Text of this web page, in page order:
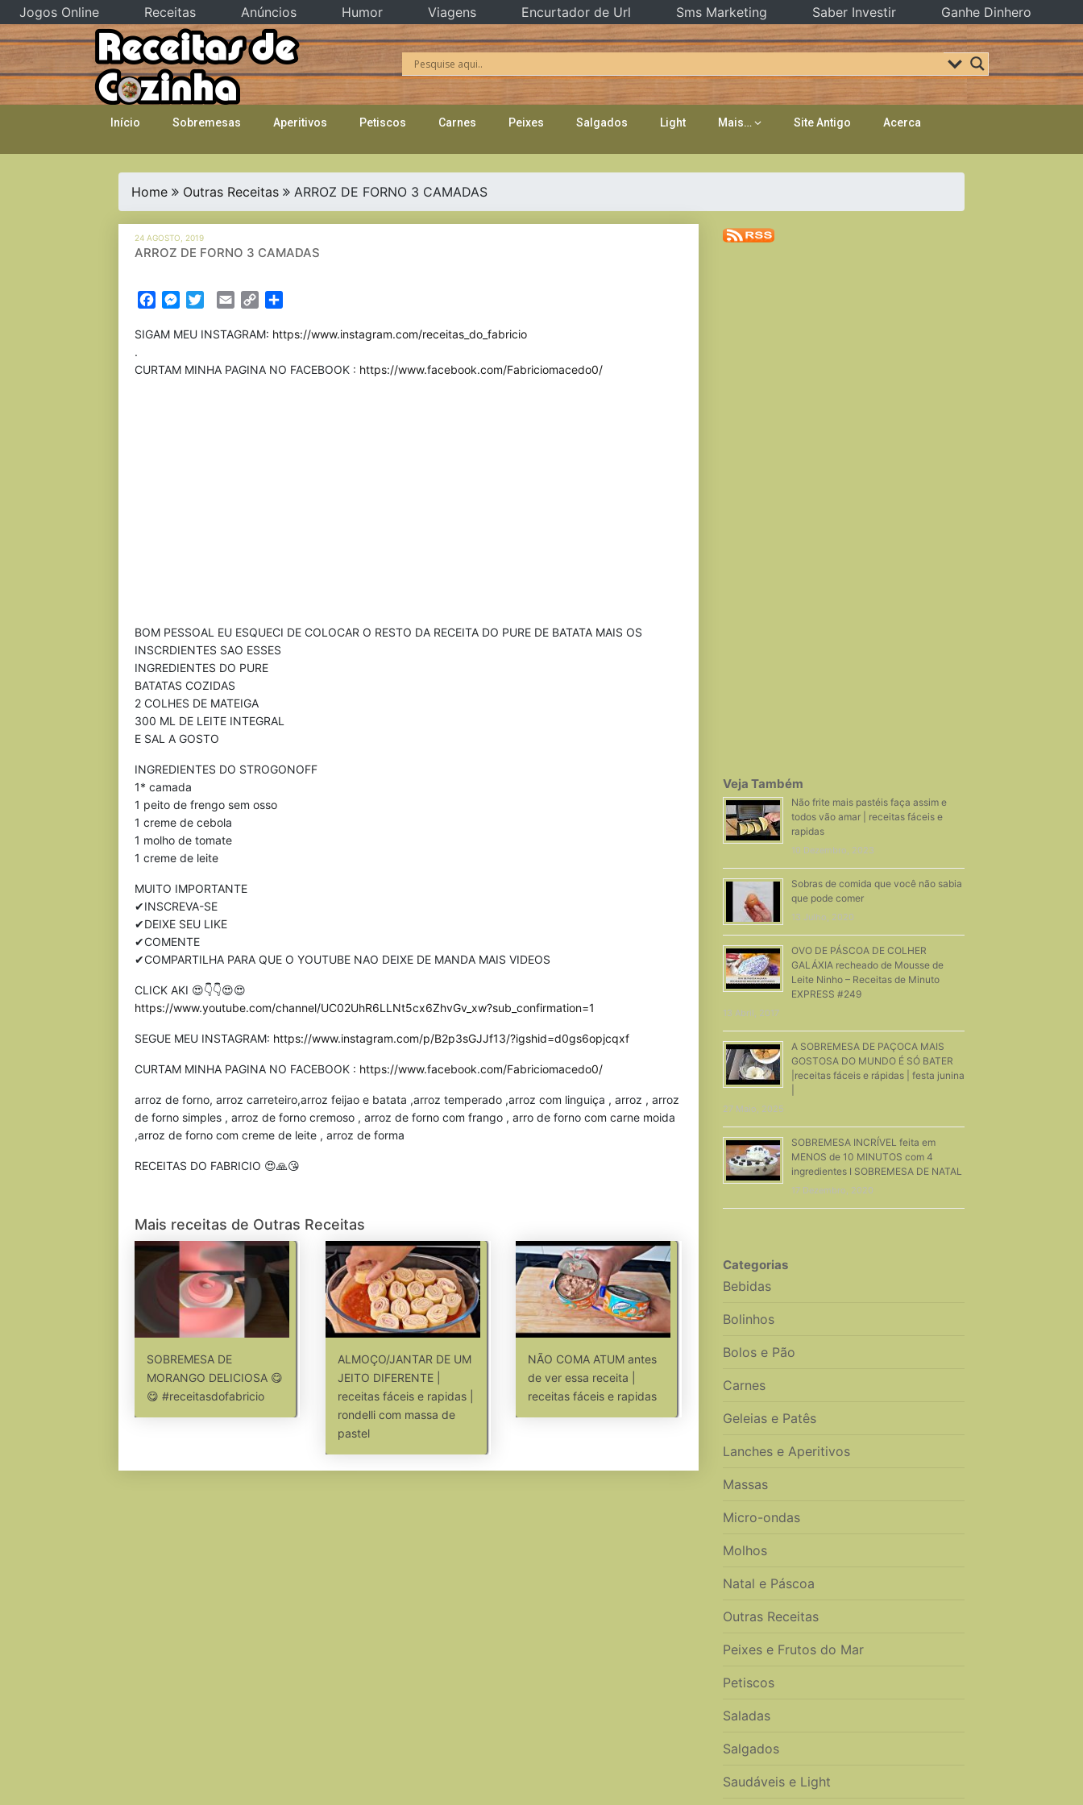
Skip
to
content
Início Sobremesas Aperitivos Petiscos Carnes Peixes Salgados Light Mais… Site Antigo Acerca
Home Outras Receitas ARROZ DE FORNO 3 CAMADAS
24 AGOSTO, 2019
ARROZ DE FORNO 3 CAMADAS
FacebookMessenger
TwitterEmail Copy
SIGAM MEU INSTAGRAM: https://www.instagram.com/receitas_do_fabricio
.
CURTAM MINHA PAGINA NO FACEBOOK : https://www.facebook.com/Fabriciomacedo0/
BOM PESSOAL EU ESQUECI DE COLOCAR O RESTO DA RECEITA DO PURE DE BATATA MAIS OS
INSCRDIENTES SAO ESSES
INGREDIENTES DO PURE
BATATAS COZIDAS
2 COLHES DE MATEIGA
300 ML DE LEITE INTEGRAL
E SAL A GOSTO
INGREDIENTES DO STROGONOFF
1* camada
1 peito de frengo sem osso
1 creme de cebola
1 molho de tomate
1 creme de leite
MUITO IMPORTANTE
✔INSCREVA-SE
✔DEIXE SEU LIKE
✔COMENTE
✔COMPARTILHA PARA QUE O YOUTUBE NAO DEIXE DE MANDA MAIS VIDEOS
CLICK AKI 😍👇👇😍😍
https://www.youtube.com/channel/UC02UhR6LLNt5cx6ZhvGv_xw?sub_confirmation=1
SEGUE MEU INSTAGRAM: https://www.instagram.com/p/B2p3sGJJf13/?igshid=d0gs6opjcqxf
CURTAM MINHA PAGINA NO FACEBOOK : https://www.facebook.com/Fabriciomacedo0/
arroz de forno, arroz carreteiro,arroz feijao e batata ,arroz temperado ,arroz com linguiça , arroz , arroz
de forno simples , arroz de forno cremoso , arroz de forno com frango , arro de forno com carne moida
,arroz de forno com creme de leite , arroz de forma
RECEITAS DO FABRICIO 😍🙏😘
Mais receitas de Outras Receitas
SOBREMESA DE
MORANGO DELICIOSA 😋
😋 #receitasdofabricio
ALMOÇO/JANTAR DE UM
JEITO DIFERENTE |
receitas fáceis e rapidas |
rondelli com massa de
pastel
NÃO COMA ATUM antes
de ver essa receita |
receitas fáceis e rapidas
Veja Também
Não frite mais pastéis faça assim e
todos vão amar | receitas fáceis e
rapidas
10 Dezembro, 2023
Sobras de comida que você não sabia
que pode comer
13 Julho, 2020
OVO DE PÁSCOA DE COLHER
GALÁXIA recheado de Mousse de
Leite Ninho – Receitas de Minuto
EXPRESS #249
13 Abril, 2017
A SOBREMESA DE PAÇOCA MAIS
GOSTOSA DO MUNDO É SÓ BATER
|receitas fáceis e rápidas | festa junina
27 Maio, 2025
SOBREMESA INCRÍVEL feita em
MENOS de 10 MINUTOS com 4
ingredientes I SOBREMESA DE NATAL
17 Dezembro, 2020
Categorias
Bebidas
Bolinhos
Bolos e Pão
Carnes
Geleias e Patês
Lanches e Aperitivos
Massas
Micro-ondas
Molhos
Natal e Páscoa
Outras Receitas
Peixes e Frutos do Mar
Petiscos
Saladas
Salgados
Saudáveis e Light
Jogos Online Receitas Anúncios Humor Viagens Encurtador de Url Sms Marketing Saber Investir Ganhe Dinhero